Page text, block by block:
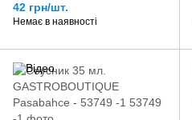
42 грн/шт.
Немає в наявності